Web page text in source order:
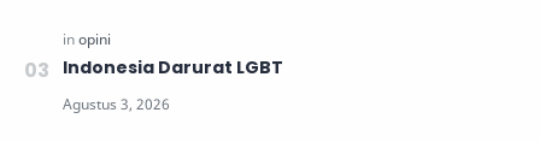
Indonesia Darurat LGBT